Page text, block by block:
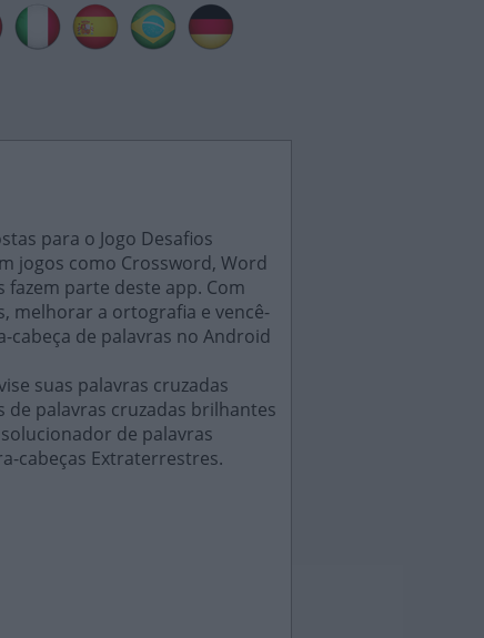
para o Jogo Desafios
jogos como Crossword, Word
fazem parte deste app. Com
melhorar a ortografia e vencê-
cabeça de palavras no Android
suas palavras cruzadas
palavras cruzadas brilhantes
de palavras
cabeças Extraterrestres.